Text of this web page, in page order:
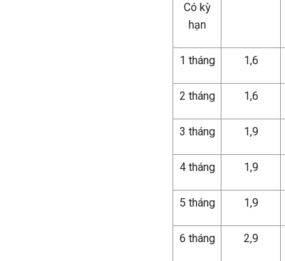
Có kỳ
hạn
1 tháng 1,6
2 tháng 1,6
3 tháng 1,9
4 tháng 1,9
5 tháng 1,9
6 tháng 2,9